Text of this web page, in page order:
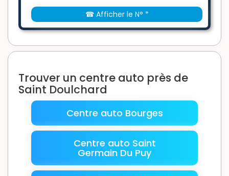
☎ Afficher le N° *
Trouver un centre auto près de
Saint Doulchard
Centre auto Bourges
Centre auto Saint
Germain Du Puy